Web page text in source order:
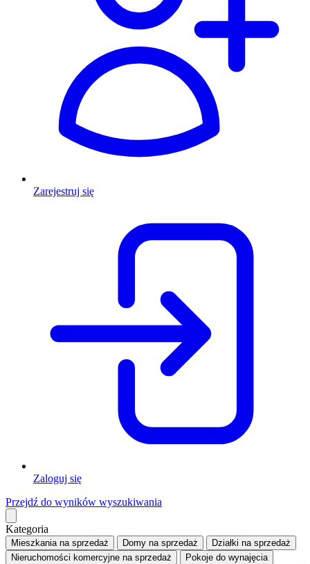
Zarejestruj się
Zaloguj się
Przejdź do wyników wyszukiwania
Kategoria
Mieszkaniana sprzedaż Domy na sprzedaż Działki na sprzedaż
Nieruchomości komercyjne na sprzedaż Pokoje do wynajęcia